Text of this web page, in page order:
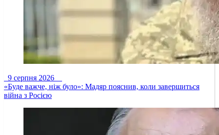
9 серпня 2026
«Буде важче, ніж було»: Мадяр пояснив, коли завершиться
війна з Росією